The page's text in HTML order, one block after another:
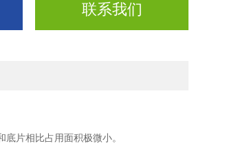
联系我们
片相比占用面积极微小。